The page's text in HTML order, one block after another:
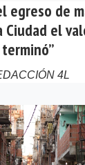
egreso de
Ciudad el
terminó”
4L